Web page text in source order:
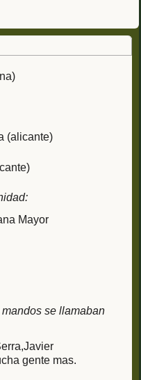
(alicante)
Mayor
se llamaban
gente mas.